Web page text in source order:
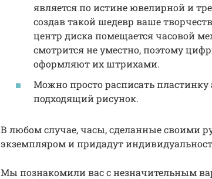
является по истине ювелирной и
создав такой шедевр ваше
центр диска помещается часовой
смотрится не уместно, поэтому
оформляют их штрихами.
Можно просто расписать
подходящий рисунок.
В любом случае, часы, сделанные своими
экземпляром и придадут
Мы познакомили вас с незначительным